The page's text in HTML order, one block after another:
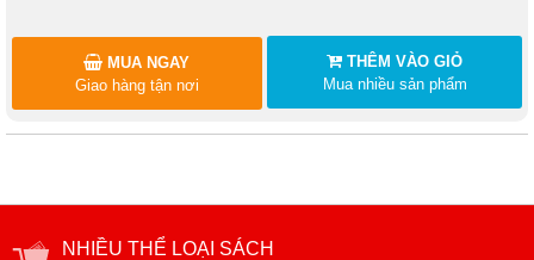
THÊM VÀO GIỎ
Mua nhiều sản phẩm
MUA NGAY
Giao hàng tận nơi
NHIỀU THỂ LOẠI SÁCH